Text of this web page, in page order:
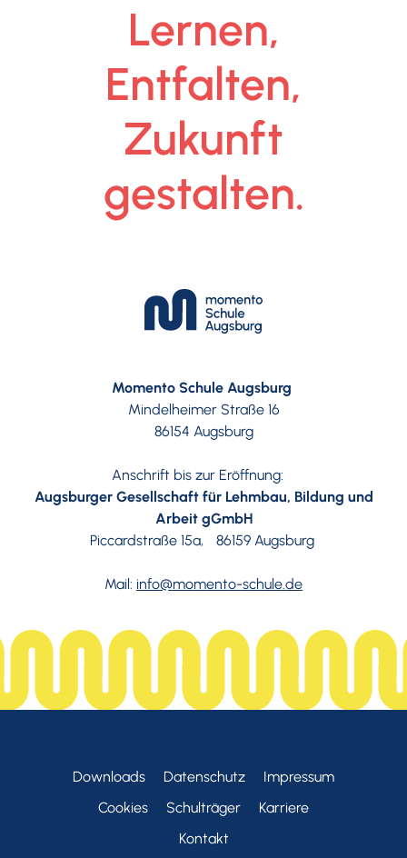
Lernen,
Entfalten,
Zukunft
gestalten.
Momento Schule Augsburg
Mindelheimer Straße 16
86154 Augsburg
Anschrift bis zur Eröffnung:
Augsburger Gesellschaft für Lehmbau, Bildung und
Arbeit gGmbH
Piccardstraße 15a, 86159 Augsburg
Mail: info@momento-schule.de
Downloads Datenschutz
Impressum
Cookies
Schulträger
Karriere
Kontakt